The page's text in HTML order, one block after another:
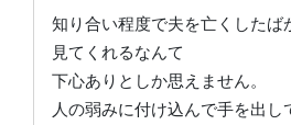
知り合い程度で夫を亡くしたば
見てくれるなんて
下心ありとしか思えません。
人の弱みに付け込んで手を出